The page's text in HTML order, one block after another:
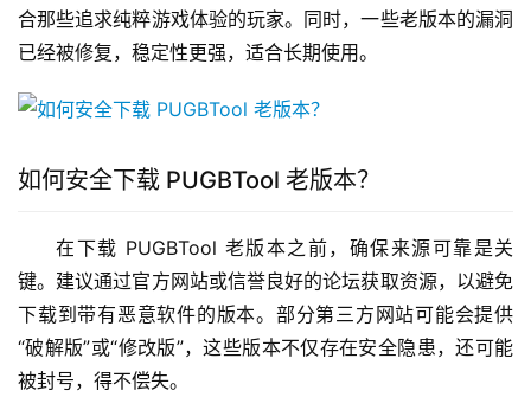
合那些追求纯粹游戏体验的玩家。同时，一些老版本的漏洞
已经被修复，稳定性更强，适合长期使用。
如何安全下载 PUGBTool 老版本？
在下载 PUGBTool 老版本之前，确保来源可靠是关
键。建议通过官方网站或信誉良好的论坛获取资源，以避免
下载到带有恶意软件的版本。部分第三方网站可能会提供
“破解版”或“修改版”，这些版本不仅存在安全隐患，还可能
被封号，得不偿失。